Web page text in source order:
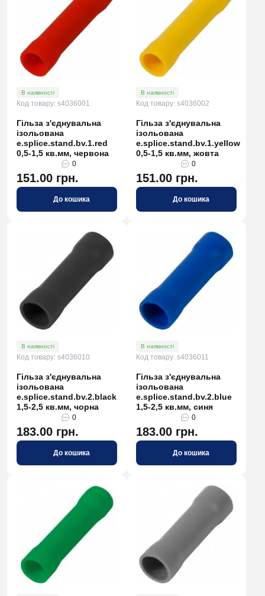
В наявності
Код товару: s4036001
Гільза з'єднувальна
ізольована
e.splice.stand.bv.1.red
0,5-1,5 кв.мм, червона
0
151.00 грн.
До кошика
В наявності
Код товару: s4036002
Гільза з'єднувальна
ізольована
e.splice.stand.bv.1.yellow
0,5-1,5 кв.мм, жовта
0
151.00 грн.
До кошика
В наявності
Код товару: s4036010
Гільза з'єднувальна
ізольована
e.splice.stand.bv.2.black
1,5-2,5 кв.мм, чорна
0
183.00 грн.
До кошика
В наявності
Код товару: s4036011
Гільза з'єднувальна
ізольована
e.splice.stand.bv.2.blue
1,5-2,5 кв.мм, синя
0
183.00 грн.
До кошика